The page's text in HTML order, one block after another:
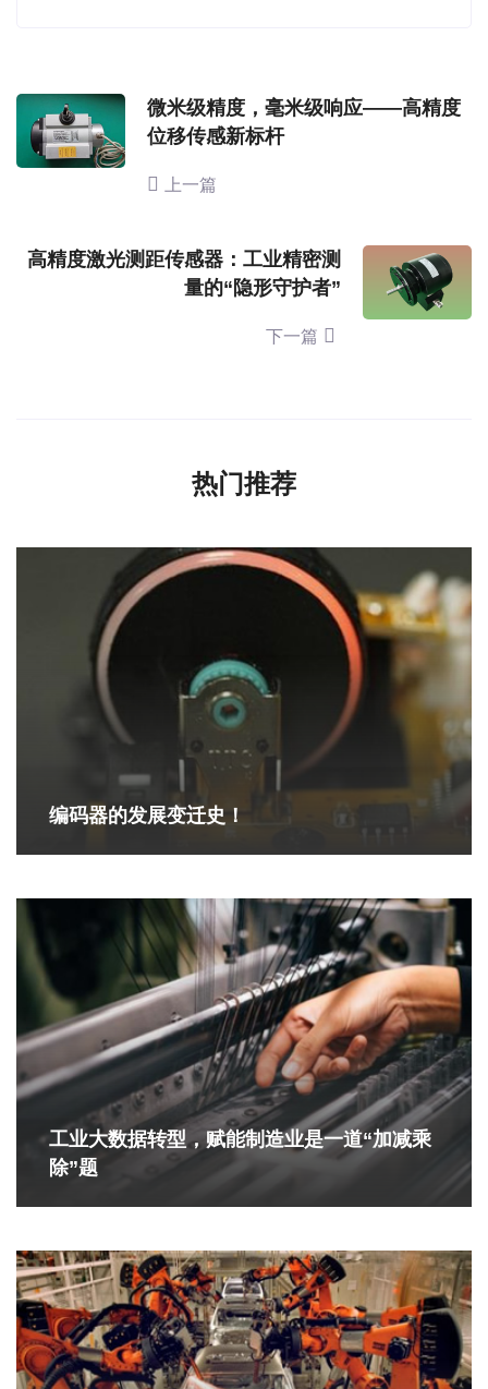
微米级精度，毫米级响应——高精度
位移传感新标杆
上一篇
高精度激光测距传感器：工业精密测
量的“隐形守护者”
下一篇
热门推荐
编码器的发展变迁史！
工业大数据转型，赋能制造业是一道“加减乘
除”题